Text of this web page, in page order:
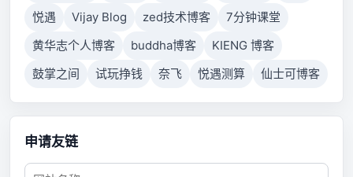
悦遇
Vijay Blog zed技术博客
7分钟课堂
黄华志个人博客
buddha博客
KIENG 博客
鼓掌之间
试玩挣钱 奈飞 悦遇测算 仙士可博客
申请友链